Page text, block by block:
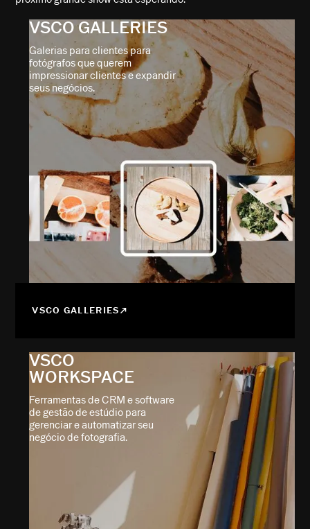
VSCO GALLERIES
Galerias para clientes para
fotógrafos que querem
impressionar clientes e expandir
seus negócios.
VSCO GALLERIES
VSCO
WORKSPACE
Ferramentas de CRM e software
de gestão de estúdio para
gerenciar e automatizar seu
negócio de fotografia.